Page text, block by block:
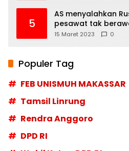
5
AS menyalahkan
pesawat tak
Moskow menyangkal
15 Maret 2023 0
Populer Tag
FEB UNISMUH MAKASSAR
Tamsil Linrung
Rendra Anggoro
DPD RI